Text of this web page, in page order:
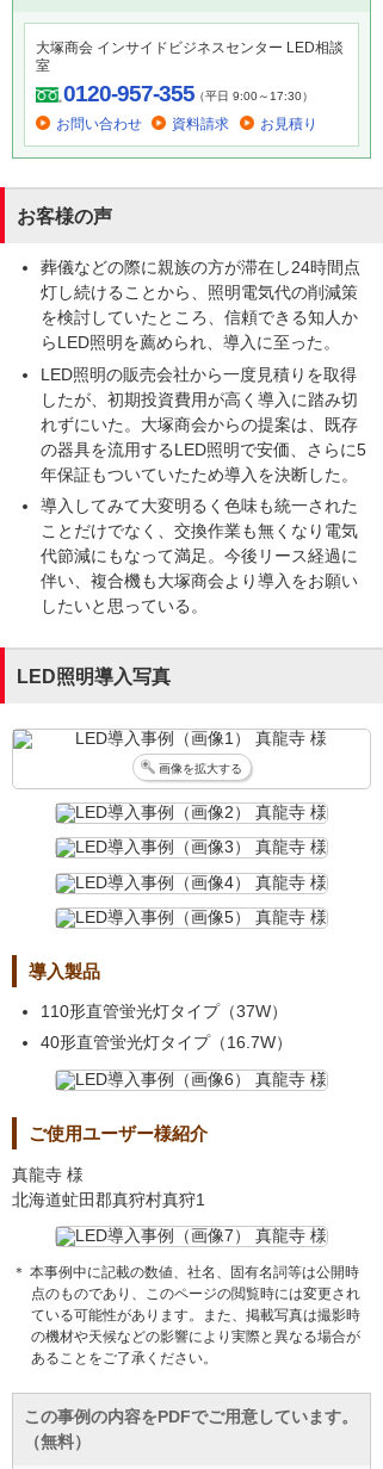
大塚商会 インサイドビジネスセンター LED相談
室
0120-957-355（平日 9:00～17:30）
お問い合わせ 資料請求 お見積り
お客様の声
葬儀などの際に親族の方が滞在し24時間点
灯し続けることから、照明電気代の削減策
を検討していたところ、信頼できる知人か
らLED照明を薦められ、導入に至った。
LED照明の販売会社から一度見積りを取得
したが、初期投資費用が高く導入に踏み切
れずにいた。大塚商会からの提案は、既存
の器具を流用するLED照明で安価、さらに5
年保証もついていたため導入を決断した。
導入してみて大変明るく色味も統一された
ことだけでなく、交換作業も無くなり電気
代節減にもなって満足。今後リース経過に
伴い、複合機も大塚商会より導入をお願い
したいと思っている。
LED照明導入写真
画像を拡大する
導入製品
110形直管蛍光灯タイプ（37W）
40形直管蛍光灯タイプ（16.7W）
ご使用ユーザー様紹介
真龍寺 様
北海道虻田郡真狩村真狩1
＊ 本事例中に記載の数値、社名、固有名詞等は公開時
点のものであり、このページの閲覧時には変更され
ている可能性があります。また、掲載写真は撮影時
の機材や天候などの影響により実際と異なる場合が
あることをご了承ください。
この事例の内容をPDFでご用意しています。
（無料）